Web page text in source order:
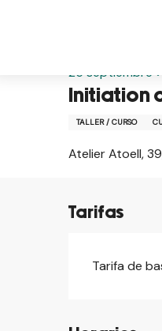
25 septiembre
Initiation
TALLER / CURSO
Atelier Atoell,
Tarifas
Tarifa de